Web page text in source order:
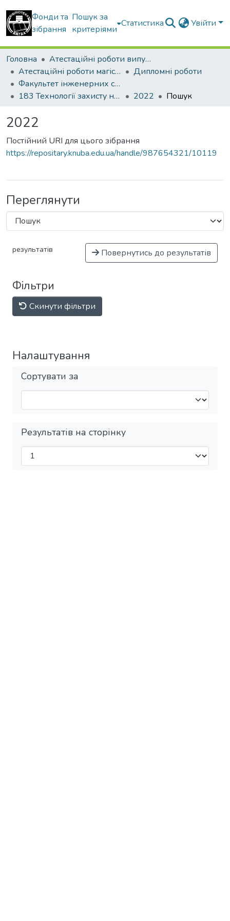
Фонди та
зібрання
Пошук за
критеріями
Статистика Увійти
Головна
Атестаційні роботи випускників
Атестаційні роботи магістрів
Дипломні роботи
Факультет інженерних систем та екології
183 Технології захисту навколишнього середовища
2022 Пошук
2022
Постійний URI для цього зібрання
https://repositary.knuba.edu.ua/handle/987654321/10119
Переглянути
результатів Повернутись до результатів
Фільтри
Скинути фільтри
Налаштування
Сортувати за
Результатів на сторінку